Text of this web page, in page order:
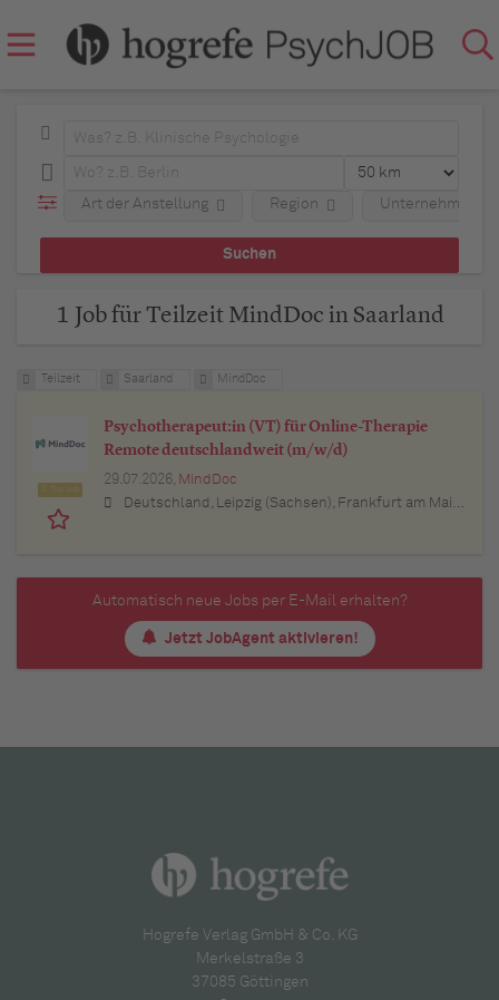
Art der Anstellung Region Unternehmen
1 Job für Teilzeit MindDoc in Saarland
Teilzeit Saarland MindDoc
Psychotherapeut:in (VT) für Online-Therapie
Remote deutschlandweit (m/w/d)
29.07.2026, MindDoc
Deutschland, Leipzig (Sachsen), Frankfurt am Main (Hessen), Stuttgart (Baden-Württemberg), München (Bayern), Berlin, Hamburg, Nürnberg (Bayern), Thüringen, Essen (Nordrhein-Westfalen), Köln (Nordrhein-Westfalen), Bremen, Lübeck (Schleswig-Holstein), Bonn (Nordrhein-Westfalen), Trier (Rheinland-Pfalz), Dresden (Sachsen), Erfurt (Thüringen), Dortmund (Nordrhein-Westfalen), Bayern, Düsseldorf (Nordrhein-Westfalen), Kiel (Schleswig-Holstein), Münster (Nordrhein-Westfalen), Sachsen, Sachsen-Anhalt, Baden-Württemberg, Brandenburg, Bremen, Hamburg, Hessen, Mecklenburg-Vorpommern, Niedersachsen, Nordrhein-Westfalen, Rheinland-Pfalz, Saarland, Schleswig-Holstein
Automatisch neue Jobs per E-Mail erhalten?
Jetzt JobAgent aktivieren!
Hogrefe Verlag GmbH & Co. KG
Merkelstraße 3
37085 Göttingen